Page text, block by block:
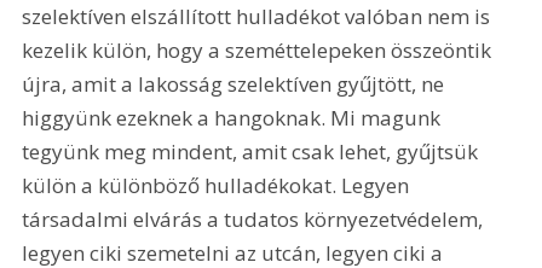
szelektíven elszállított hulladékot valóban nem is
kezelik külön, hogy a szeméttelepeken összeöntik
újra, amit a lakosság szelektíven gyűjtött, ne
higgyünk ezeknek a hangoknak. Mi magunk
tegyünk meg mindent, amit csak lehet, gyűjtsük
külön a különböző hulladékokat. Legyen
társadalmi elvárás a tudatos környezetvédelem,
legyen ciki szemetelni az utcán, legyen ciki a